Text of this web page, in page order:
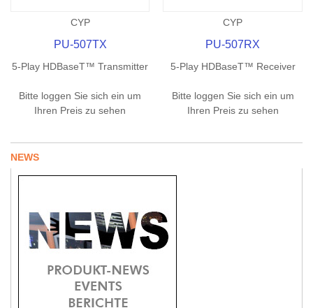
CYP
PU-507TX
5-Play HDBaseT™ Transmitter
Bitte loggen Sie sich ein um
Ihren Preis zu sehen
CYP
PU-507RX
5-Play HDBaseT™ Receiver
Bitte loggen Sie sich ein um
Ihren Preis zu sehen
NEWS